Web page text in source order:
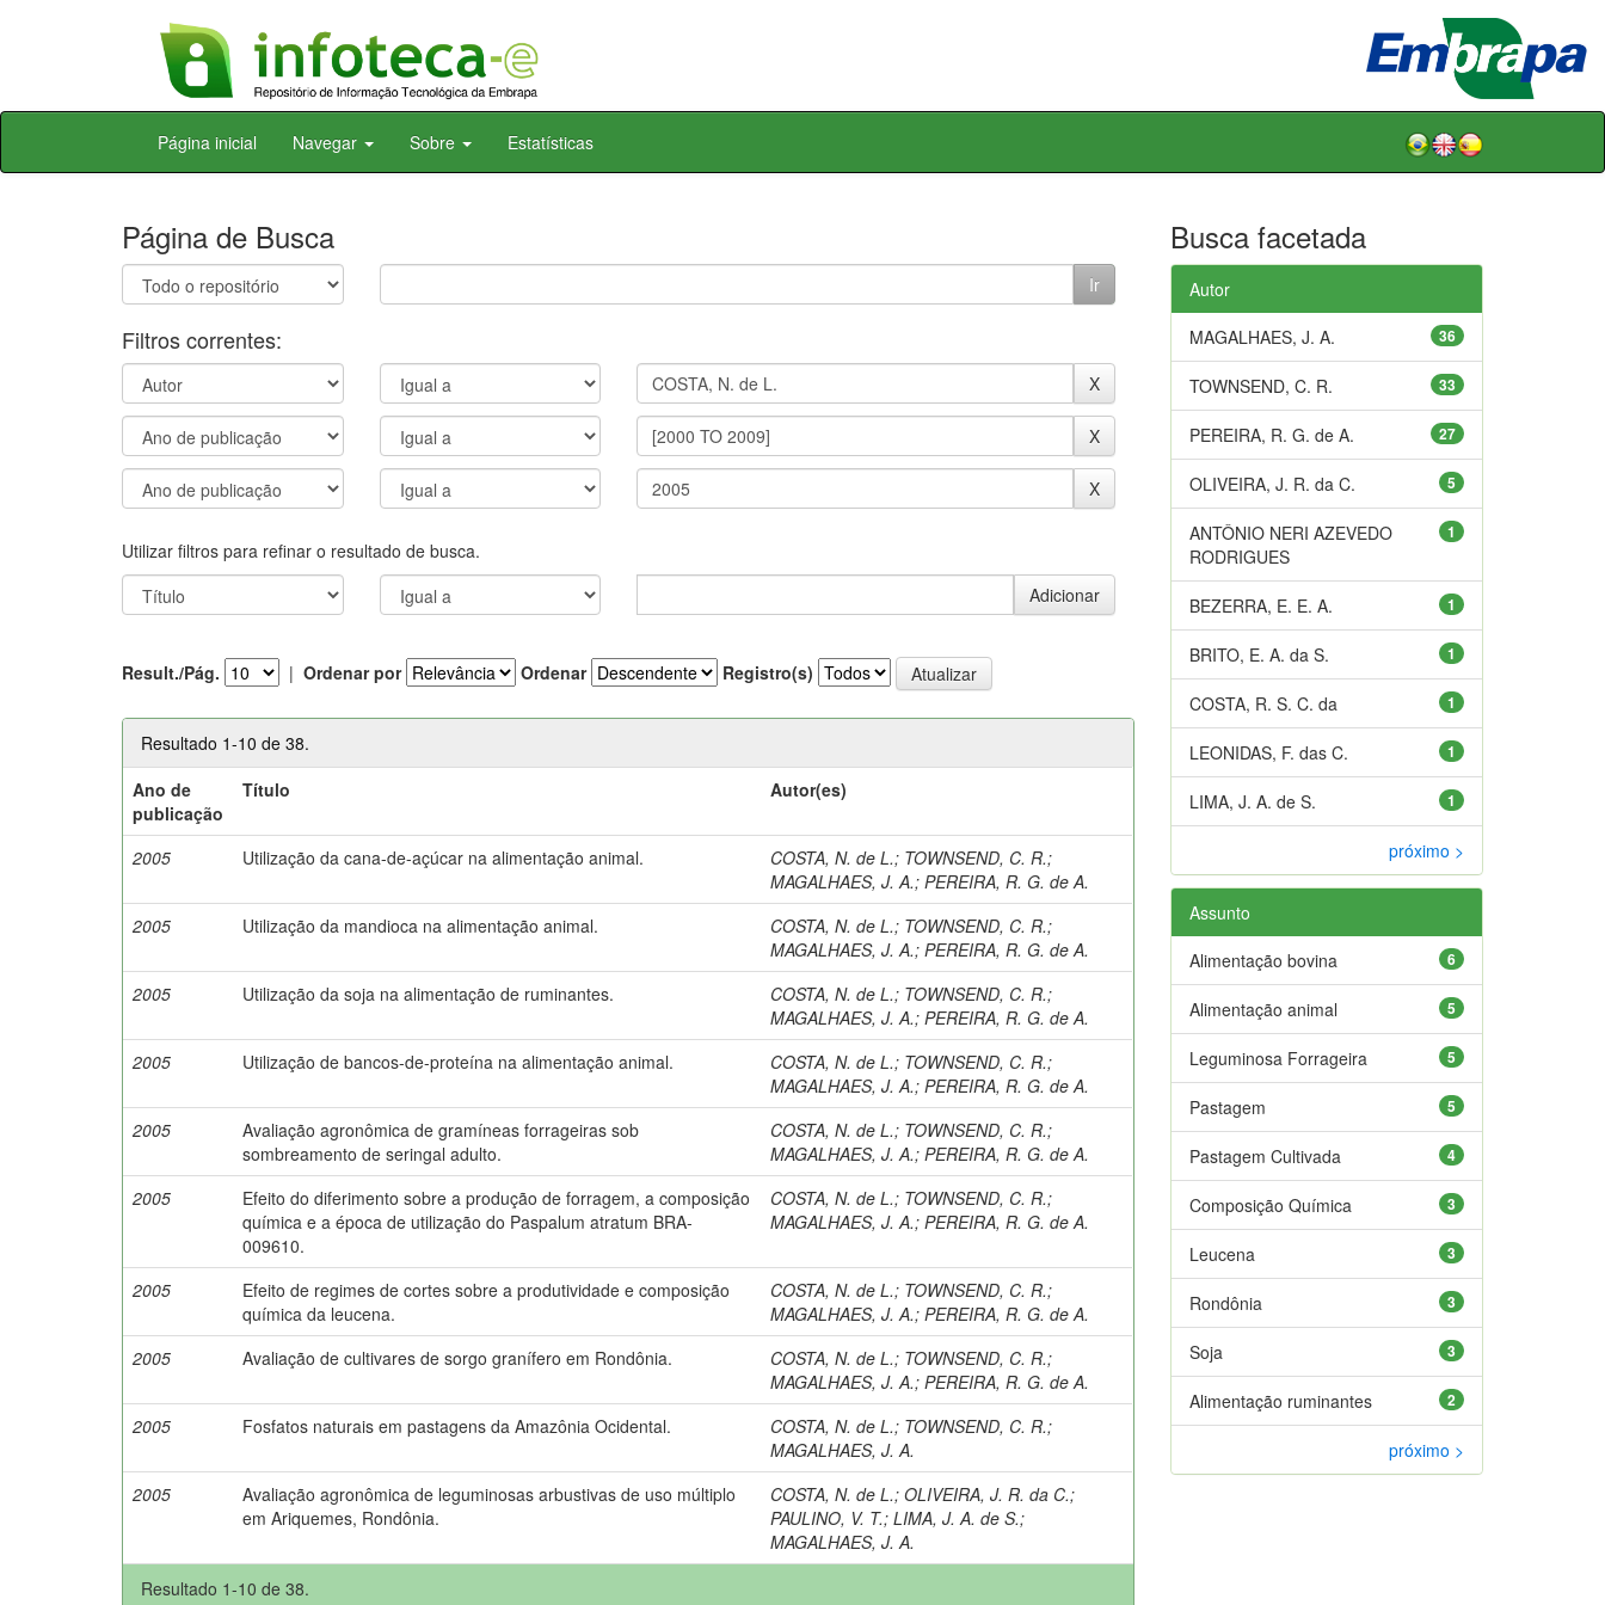
Skip
Página inicial Navegar Sobre Estatísticas
Página de Busca
Filtros correntes:
Utilizar filtros para refinar o resultado de busca.
Result./Pág. | Ordenar por Ordenar Registro(s)
Resultado 1-10 de 38.
Ano de
publicação
Título Autor(es)
2005 Utilização da cana-de-açúcar na alimentação animal. COSTA, N. de L.; TOWNSEND, C. R.;
MAGALHAES, J. A.;PEREIRA, R. G. de A.
2005
Utilização da mandioca na alimentação animal. COSTA, N. de L.; TOWNSEND, C. R.;
MAGALHAES, J. A.;PEREIRA, R. G. de A.
2005
Utilização da soja na alimentação de ruminantes. COSTA, N. de L.; TOWNSEND, C. R.;
MAGALHAES, J. A.;PEREIRA, R. G. de A.
2005
Utilização de bancos-de-proteína na alimentação animal. COSTA, N. de L.; TOWNSEND, C. R.;
MAGALHAES, J. A.;PEREIRA, R. G. de A.
2005
Avaliação agronômica de gramíneas forrageiras sob
sombreamento de seringal adulto.
COSTA, N. de L.; TOWNSEND, C. R.;
MAGALHAES, J. A.;PEREIRA, R. G. de A.
2005
Efeito do diferimento sobre a produção de forragem, a composição
química e a época de utilização do Paspalum atratum BRA-
009610.
COSTA, N. de L.; TOWNSEND, C. R.;
MAGALHAES, J. A.;PEREIRA, R. G. de A.
2005
Efeito de regimes de cortes sobre a produtividade e composição
química da leucena.
COSTA, N. de L.; TOWNSEND, C. R.;
MAGALHAES, J. A.;PEREIRA, R. G. de A.
2005
Avaliação de cultivares de sorgo granífero em Rondônia. COSTA, N. de L.; TOWNSEND, C. R.;
MAGALHAES, J. A.;PEREIRA, R. G. de A.
2005
Fosfatos naturais em pastagens da Amazônia Ocidental. COSTA, N. de L.; TOWNSEND, C. R.;
MAGALHAES, J. A.
2005
Avaliação agronômica de leguminosas arbustivas de uso múltiplo
em Ariquemes, Rondônia.
COSTA, N. de L.;OLIVEIRA, J. R. da C.;
PAULINO, V. T.;LIMA, J. A. de S.;
MAGALHAES, J. A.
Resultado 1-10 de 38.
Busca facetada
Autor
36
MAGALHAES, J. A.
33
TOWNSEND, C. R.
27
PEREIRA, R. G. de A.
5
OLIVEIRA, J. R. da C.
1
ANTÔNIO NERI AZEVEDO
RODRIGUES
1
BEZERRA, E. E. A.
1
BRITO, E. A. da S.
1
COSTA, R. S. C. da
1
LEONIDAS, F. das C.
1
LIMA, J. A. de S.
próximo >
Assunto
6
Alimentação bovina
5
Alimentação animal
5
Leguminosa Forrageira
5
Pastagem
4
Pastagem Cultivada
3
Composição Química
3
Leucena
3
Rondônia
3
Soja
2
Alimentação ruminantes
próximo >